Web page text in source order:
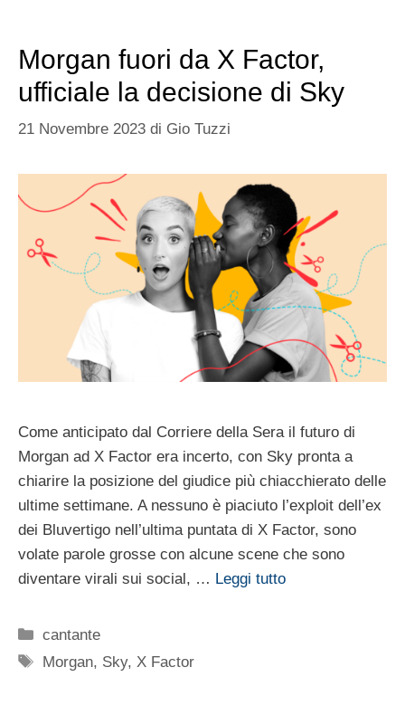
Morgan fuori da X Factor,
ufficiale la decisione di Sky
21 Novembre 2023 di Gio Tuzzi
Come anticipato dal Corriere della Sera il futuro di
Morgan ad X Factor era incerto, con Sky pronta a
chiarire la posizione del giudice più chiacchierato delle
ultime settimane. A nessuno è piaciuto l’exploit dell’ex
dei Bluvertigo nell’ultima puntata di X Factor, sono
volate parole grosse con alcune scene che sono
diventare virali sui social, … Leggi tutto
Categorie
cantante
Tag
Morgan, Sky, X Factor